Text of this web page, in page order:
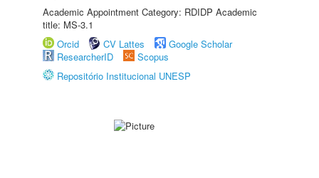
Academic Appointment Category: RDIDP Academic
title: MS-3.1
Orcid
CV Lattes
Google Scholar
ResearcherID
Scopus
Repositório Institucional UNESP